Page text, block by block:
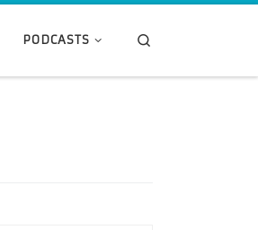
PODCASTS